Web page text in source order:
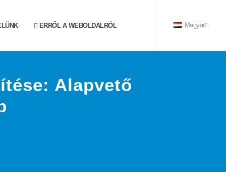
ERRŐL A WEBOLDALRÓL Magyar
Alapvető